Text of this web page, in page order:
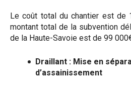
Le coût total du chantier est de
montant total de la subvention
de la Haute-Savoie est de 99
Draillant : Mise en
d’assainissement